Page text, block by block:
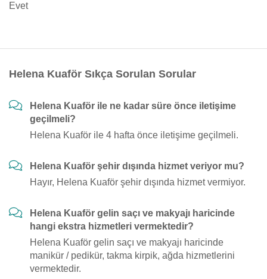
Evet
Helena Kuaför Sıkça Sorulan Sorular
Helena Kuaför ile ne kadar süre önce iletişime
geçilmeli?
Helena Kuaför ile 4 hafta önce iletişime geçilmeli.
Helena Kuaför şehir dışında hizmet veriyor mu?
Hayır, Helena Kuaför şehir dışında hizmet vermiyor.
Helena Kuaför gelin saçı ve makyajı haricinde
hangi ekstra hizmetleri vermektedir?
Helena Kuaför gelin saçı ve makyajı haricinde
manikür / pedikür, takma kirpik, ağda hizmetlerini
vermektedir.